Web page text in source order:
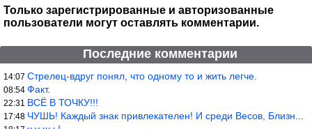
Только зарегистрированные и авторизованные
пользователи могут оставлять комментарии.
Последние комментарии
14:07 Стрелец-вдруг понял, что одному то и жить легче.
08:54 Факт.
22:31 ВСЁ В ТОЧКУ!!!
17:48 ЧУШЬ! Каждый знак привлекателен! И среди Весов, Близнецов встреч